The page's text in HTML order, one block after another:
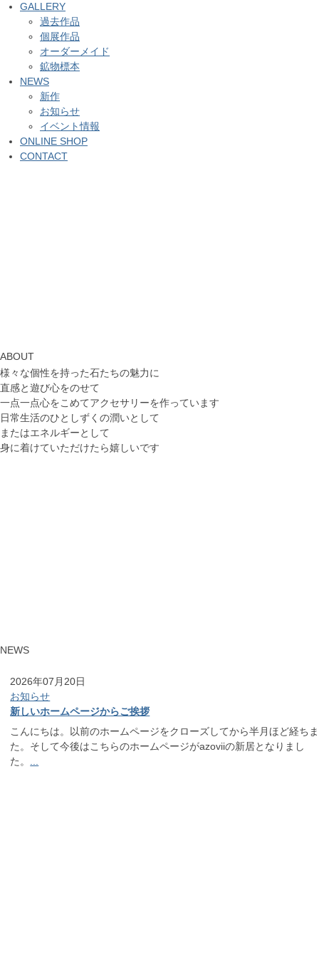
GALLERY
過去作品
個展作品
オーダーメイド
鉱物標本
NEWS
新作
お知らせ
イベント情報
ONLINE SHOP
CONTACT
ABOUT
様々な個性を持った石たちの魅力に
直感と遊び心をのせて
一点一点心をこめてアクセサリーを作っています
日常生活のひとしずくの潤いとして
またはエネルギーとして
身に着けていただけたら嬉しいです
NEWS
2026年07月20日
お知らせ
新しいホームページからご挨拶
こんにちは。以前のホームページをクローズしてから半月ほど経ち
た。そして今後はこちらのホームページがazoviiの新居となりまし
た。 ...